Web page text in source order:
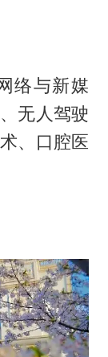
络与新媒
无人驾驶
、口腔医